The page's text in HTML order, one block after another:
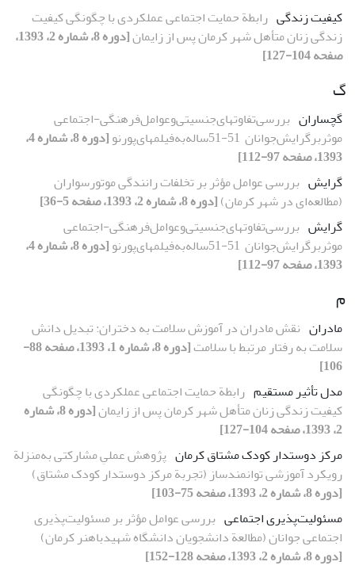
کیفیت زندگی رابطة حمایت اجتماعی عملکردی با چگونگی کیفیت
زندگی زنان متأهل شهر کرمان پس از زایمان
[دوره 8، شماره 2، 1393،
صفحه 104-127]
گ
گچساران بررسی‌تفاوتهای‌جنسیتی‌و‌عوامل‌فرهنگی-اجتماعی‌
موثر‌بر‌گرایش‌جوانان‌ ‌ ‌51-51ساله‌به‌فیلمهای‌پورنو
[دوره 8، شماره 4،
1393، صفحه 97-112]
گرایش بررسی عوامل مؤثر بر تخلفات رانندگی موتورسواران
(مطالعه‌ای در شهر کرمان)[دوره 8، شماره 2، 1393، صفحه 5-36]
گرایش بررسی‌تفاوتهای‌جنسیتی‌و‌عوامل‌فرهنگی-اجتماعی‌
موثر‌بر‌گرایش‌جوانان‌ ‌ ‌51-51ساله‌به‌فیلمهای‌پورنو
[دوره 8، شماره 4،
1393، صفحه 97-112]
م
مادران نقش مادران در آموزش سلامت به دختران: تبدیل دانش
سلامت به رفتار مرتبط با سلامت
[دوره 8، شماره 1، 1393، صفحه 88-
106]
مدل تأثیر مستقیم رابطة حمایت اجتماعی عملکردی با چگونگی
کیفیت زندگی زنان متأهل شهر کرمان پس از زایمان
[دوره 8، شماره
2، 1393، صفحه 104-127]
مرکز دوستدار کودک مشتاق کرمان پژوهش عملیِ مشارکتی به‌منزلة
رویکرد آموزشی توانمندساز (تجربة مرکز دوستدار کودک مشتاق)
[دوره 8، شماره 2، 1393، صفحه 75-103]
مسئولیت‌پذیری اجتماعی بررسی عوامل مؤثر بر مسئولیت‌پذیری
اجتماعی جوانان (مطالعة دانشجویان دانشگاه شهیدباهنر کرمان)
[دوره 8، شماره 2، 1393، صفحه 128-152]